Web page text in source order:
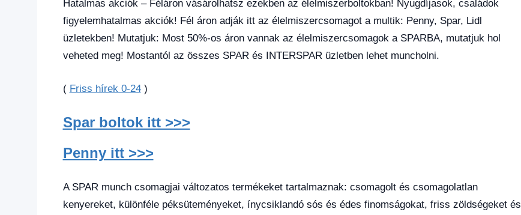
kézből
fórum
Hatalmas akciók – Féláron vásárolhatsz ezekben az élelmiszerboltokban! Nyugdíjasok, családok
figyelemhatalmas akciók! Fél áron adják itt az élelmiszercsomagot a multik: Penny, Spar, Lidl
üzletekben! Mutatjuk: Most 50%-os áron vannak az élelmiszercsomagok a SPARBA, mutatjuk hol
veheted meg! Mostantól az összes SPAR és INTERSPAR üzletben lehet muncholni.
( Friss hírek 0-24)
Spar boltok itt >>>
Penny itt >>>
A SPAR munch csomagjai változatos termékeket tartalmaznak: csomagolt és csomagolatlan
kenyereket, különféle péksüteményeket, ínycsiklandó sós és édes finomságokat, friss zöldségeket és